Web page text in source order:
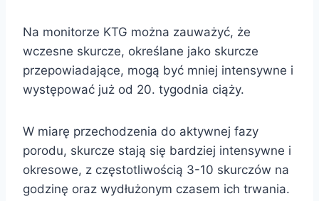
Na monitorze KTG można zauważyć, że
wczesne skurcze, określane jako skurcze
przepowiadające, mogą być mniej intensywne i
występować już od 20. tygodnia ciąży.
W miarę przechodzenia do aktywnej fazy
porodu, skurcze stają się bardziej intensywne i
okresowe, z częstotliwością 3-10 skurczów na
godzinę oraz wydłużonym czasem ich trwania.